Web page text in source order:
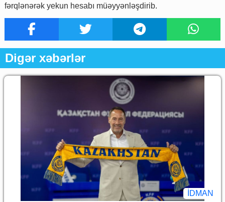
fərqlənərək yekun hesabı müəyyənləşdirib.
Digər xəbərlər
İDMAN